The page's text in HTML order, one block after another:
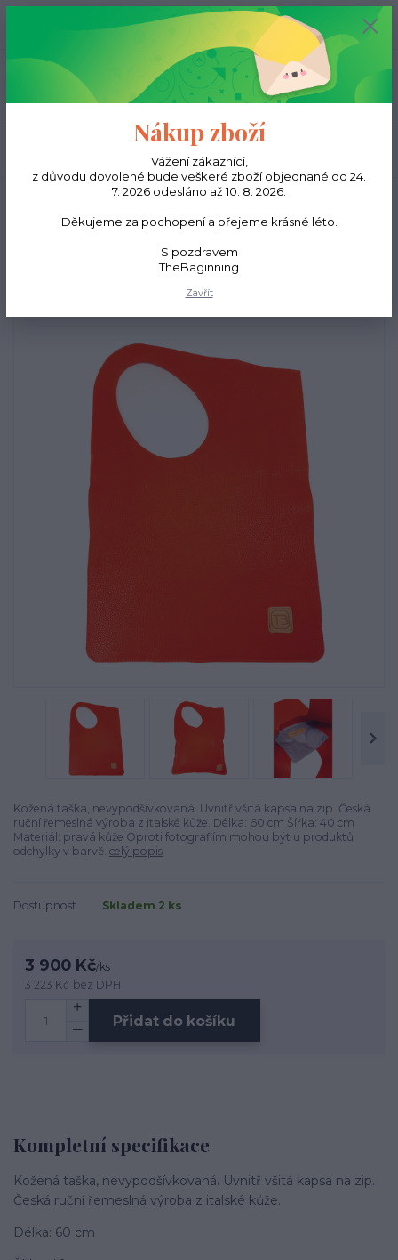
Menu
0,00 Kč
Kabelky Kožená taška EGG - Neonově oranžová
Kožená taška EGG - Neonově
oranžová
Kožená taška, nevypodšívkovaná. Uvnitř všitá kapsa na zip. Česká
ruční řemeslná výroba z italské kůže. Délka: 60 cm Šířka: 40 cm
Materiál: pravá kůže Oproti fotografiím mohou být u produktů
odchylky v barvě. celý popis
Dostupnost Skladem 2 ks
3 900 Kč/ks
3 223 Kč bez DPH
Přidat do košíku
Kompletní specifikace
Kožená taška, nevypodšívkovaná. Uvnitř všitá kapsa na zip.
Česká ruční řemeslná výroba z italské kůže.
Délka: 60 cm
Nákup zboží
Vážení zákazníci,
z důvodu dovolené bude veškeré zboží objednané od 24.
7. 2026 odesláno až 10. 8. 2026.
Děkujeme za pochopení a přejeme krásné léto.
S pozdravem
TheBaginning
Zavřít